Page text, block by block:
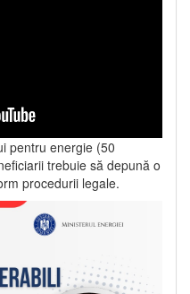
pentru energie (50
trebuie să depună o
procedurii legale.